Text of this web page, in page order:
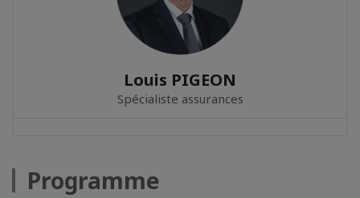
Louis PIGEON
Spécialiste assurances
Programme